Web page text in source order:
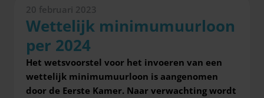
20 februari 2023
Wettelijk minimumuurloon
per 2024
Het wetsvoorstel voor het invoeren van een
wettelijk minimumuurloon is aangenomen
door de Eerste Kamer. Naar verwachting wordt